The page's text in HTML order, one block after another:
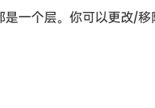
一个层。你可以更改/